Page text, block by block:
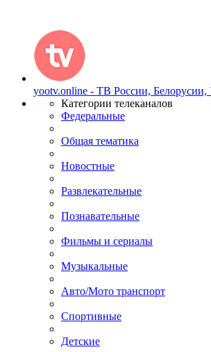
yootv.online - ТВ России,
Категории телеканалов
Федеральные
Общая тематика
Новостные
Развлекательные
Познавательные
Фильмы и сериалы
Музыкальные
Авто/Мото транспорт
Спортивные
Детские